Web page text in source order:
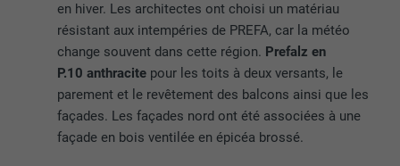
en hiver. Les architectes ont choisi un matériau
résistant aux intempéries de PREFA, car la météo
change souvent dans cette région. Prefalz en
P.10 anthracite pour les toits à deux versants, le
parement et le revêtement des balcons ainsi que les
façades. Les façades nord ont été associées à une
façade en bois ventilée en épicéa brossé.